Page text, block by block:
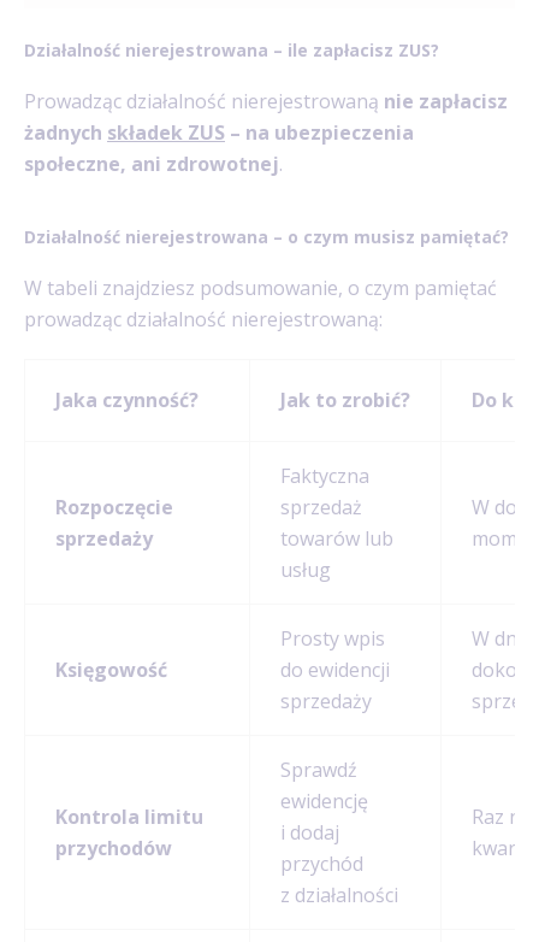
Działalność nierejestrowana – ile zapłacisz ZUS?
Prowadząc działalność nierejestrowaną nie zapłacisz
żadnych składek ZUS – na ubezpieczenia
społeczne, ani zdrowotnej.
Działalność nierejestrowana – o czym musisz pamiętać?
W tabeli znajdziesz podsumowanie, o czym pamiętać
prowadząc działalność nierejestrowaną:
Jaka czynność? Jak to zrobić? Do
Rozpoczęcie
sprzedaży
Faktyczna
sprzedaż
towarów lub
usług
W
Księgowość
Prosty wpis
do ewidencji
sprzedaży
W dniu
Kontrola limitu
przychodów
Sprawdź
ewidencję
i dodaj
przychód
z działalności
Raz na
kwartał